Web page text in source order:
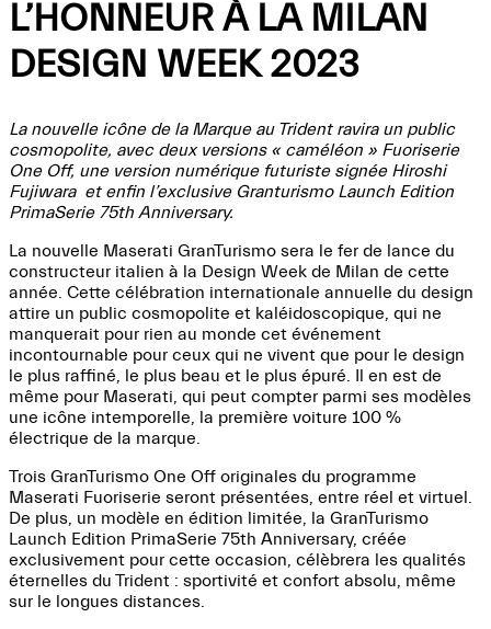
L’HONNEUR À LA MILAN
DESIGN WEEK 2023
La nouvelle icône de la Marque au Trident ravira un public
cosmopolite, avec deux versions « caméléon » Fuoriserie
One Off, une version numérique futuriste signée Hiroshi
Fujiwara et enfin l’exclusive Granturismo Launch Edition
PrimaSerie 75th Anniversary.
La nouvelle Maserati GranTurismo sera le fer de lance du
constructeur italien à la Design Week de Milan de cette
année. Cette célébration internationale annuelle du design
attire un public cosmopolite et kaléidoscopique, qui ne
manquerait pour rien au monde cet événement
incontournable pour ceux qui ne vivent que pour le design
le plus raffiné, le plus beau et le plus épuré. Il en est de
même pour Maserati, qui peut compter parmi ses modèles
une icône intemporelle, la première voiture 100 %
électrique de la marque.
Trois GranTurismo One Off originales du programme
Maserati Fuoriserie seront présentées, entre réel et virtuel.
De plus, un modèle en édition limitée, la GranTurismo
Launch Edition PrimaSerie 75th Anniversary, créée
exclusivement pour cette occasion, célèbrera les qualités
éternelles du Trident : sportivité et confort absolu, même
sur le longues distances.